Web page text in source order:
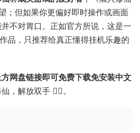
；但如果你更偏好即时操作或画面
不对胃口。正如官方所说，这是一
品，只推荐给真正懂得挂机乐趣的
方网盘链接即可免费下载免安装中文
，解放双手 🧘‍♂️。